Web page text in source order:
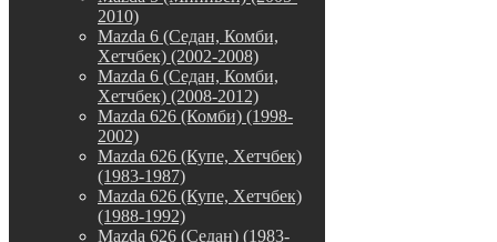
2010)
Mazda 6 (Седан, Комби,
Хетчбек) (2002-2008)
Mazda 6 (Седан, Комби,
Хетчбек) (2008-2012)
Mazda 626 (Комби) (1998-
2002)
Mazda 626 (Купе, Хетчбек)
(1983-1987)
Mazda 626 (Купе, Хетчбек)
(1988-1992)
Mazda 626 (Седан) (1983-